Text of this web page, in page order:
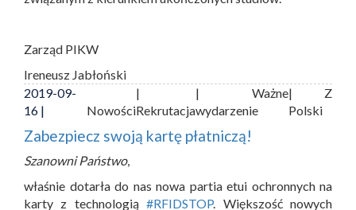
Zarząd PIKW
Ireneusz Jabłoński
2019-09-
16 |
Nowości
|
Rekrutacja
| Ważne
wydarzenie
| Z
Polski
Zabezpiecz swoją kartę płatniczą!
Szanowni Państwo,
właśnie dotarła do nas nowa partia etui ochronnych na
karty z technologią#RFIDSTOP. Większość nowych